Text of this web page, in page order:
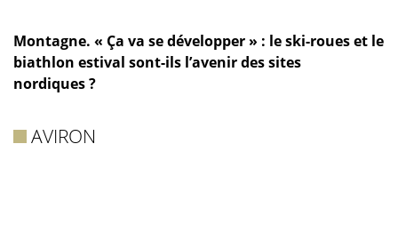
Montagne. « Ça va se développer » : le ski-roues et le
biathlon estival sont-ils l’avenir des sites
nordiques ?
AVIRON